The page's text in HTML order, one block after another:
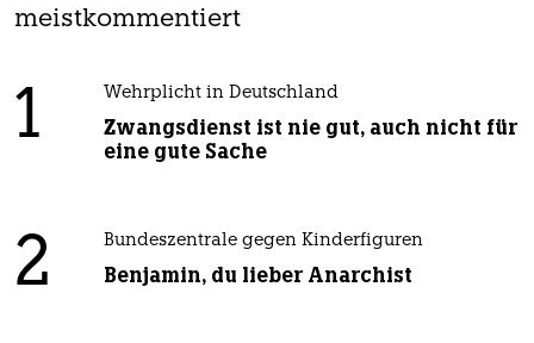
meistkommentiert
1 Wehrplicht in Deutschland
Zwangsdienst ist nie gut, auch nicht für
eine gute Sache
2 Bundeszentrale gegen Kinderfiguren
Benjamin, du lieber Anarchist